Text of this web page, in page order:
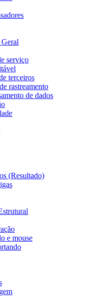
Geral
serviço
terceiros
rastreamento
de dados
(Resultado)
e mouse